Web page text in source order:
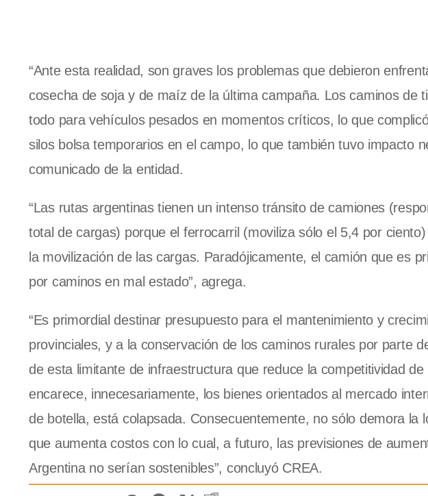
“Ante esta realidad, son graves los problemas que debieron
cosecha de soja y de maíz de la última campaña. Los caminos de
todo para vehículos pesados en momentos críticos, lo que
silos bolsa temporarios en el campo, lo que también tuvo impacto
comunicado de la entidad.
“Las rutas argentinas tienen un intenso tránsito de camiones
total de cargas) porque el ferrocarril (moviliza sólo el 5,4 por
la movilización de las cargas. Paradójicamente, el camión que es
por caminos en mal estado”, agrega.
“Es primordial destinar presupuesto para el mantenimiento y
provinciales, y a la conservación de los caminos rurales por parte
de esta limitante de infraestructura que reduce la competitividad
encarece, innecesariamente, los bienes orientados al mercado
de botella, está colapsada. Consecuentemente, no sólo demora la
que aumenta costos con lo cual, a futuro, las previsiones de
Argentina no serían sostenibles”, concluyó CREA.